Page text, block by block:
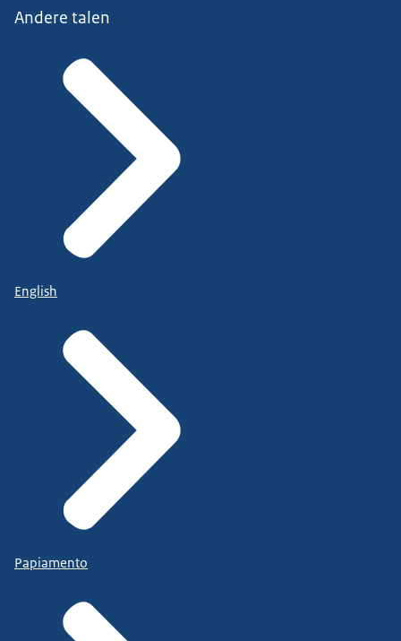
Andere talen
English
Papiamento